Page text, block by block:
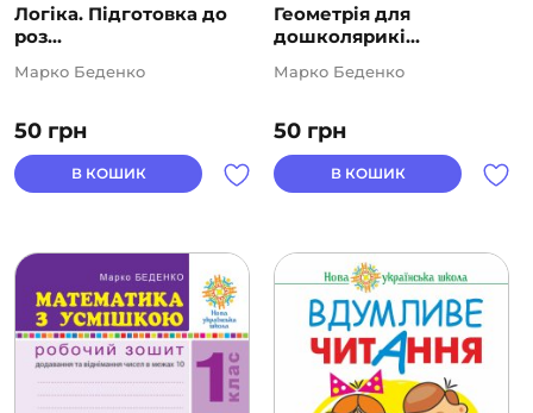
Логіка. Підготовка до
роз...
50 грн
Марко Беденко
В КОШИК
Геометрія для
дошколярикі...
50 грн
Марко Беденко
В КОШИК